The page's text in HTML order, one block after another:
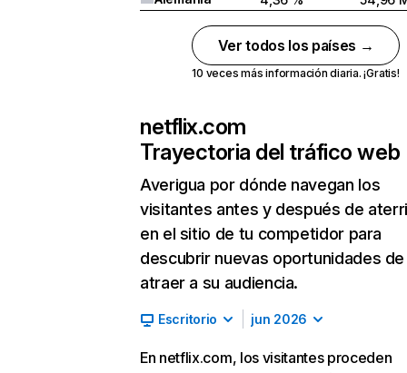
Ver todos los países →
10 veces más información diaria. ¡Gratis!
netflix.com
Trayectoria del tráfico web
Averigua por dónde navegan los
visitantes antes y después de
en el sitio de tu competidor para
descubrir nuevas oportunidades de
atraer a su audiencia.
Escritorio jun 2026
En netflix.com, los visitantes proceden